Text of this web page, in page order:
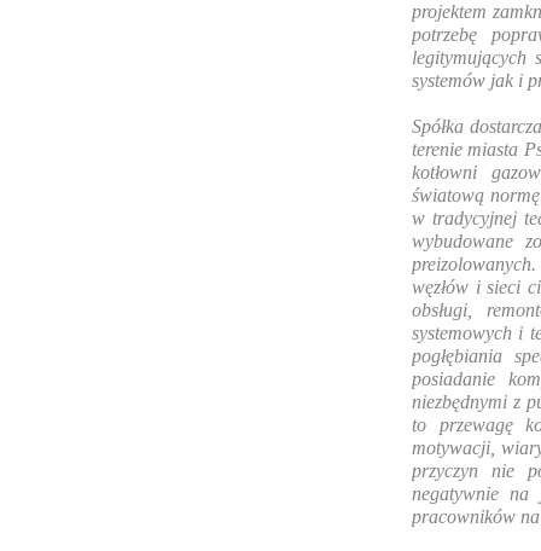
projektem
potrzebę
legitymujących
systemów jak i
Spółka
terenie miasta
kotłowni
światową
w tradycyjnej
wybudowane
węzłów i sieci
obsługi,
systemowych i
pogłębiania
posiadanie
niezbędnymi z
to przewagę
motywacji,
przyczyn nie
negatywnie
pracowników